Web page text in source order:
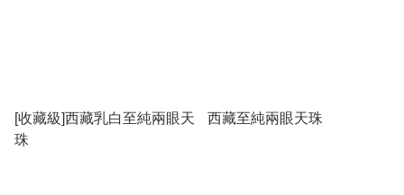
[收藏級]西藏乳白至純兩眼天
珠
西藏至純兩眼天珠